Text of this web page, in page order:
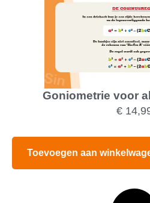
Goniometrie voor
€
Toevoegen aan